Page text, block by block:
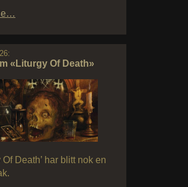
«Liturgy Of Death»
Of Death’ har blitt nok en